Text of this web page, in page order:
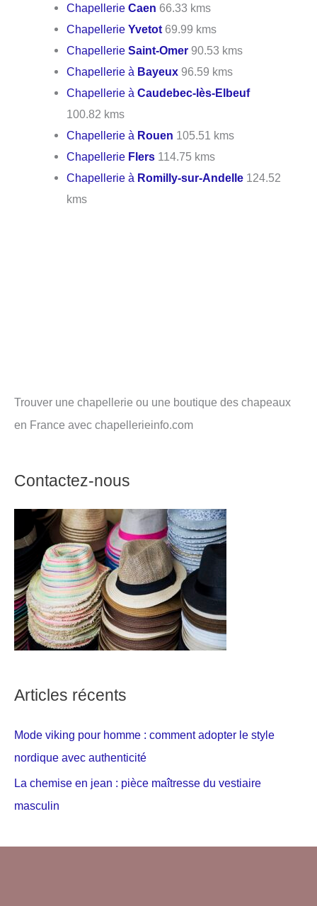
ChapellerieCaen 66.33 kms
ChapellerieYvetot 69.99 kms
ChapellerieSaint-Omer 90.53 kms
Chapellerie à Bayeux 96.59 kms
Chapellerie àCaudebec-lès-Elbeuf
100.82 kms
Chapellerie à Rouen 105.51 kms
Chapellerie Flers 114.75 kms
Chapellerie à Romilly-sur-Andelle 124.52
kms
Trouver une chapellerie ou une boutique des chapeaux
en France avec chapellerieinfo.com
Contactez-nous
Articles récents
Mode viking pour homme : comment adopter le style
nordique avec authenticité
La chemise en jean : pièce maîtresse du vestiaire
masculin